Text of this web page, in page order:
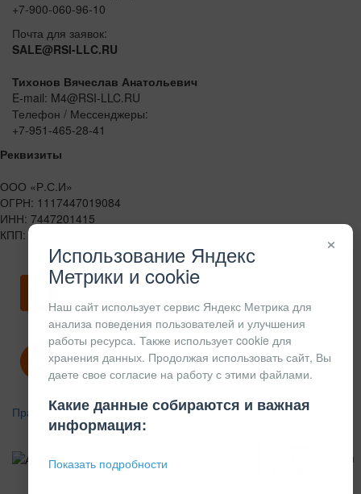
+7-900-060-96-10
Почта для заявок:
SALE@RSI-LLC.RU
Тихонов Вячеслав Анатольевич
E-mail: M4@RSI-LLC.RU
Телефон / Мессенджеры:
+7-951-465-28-41
Реквизиты
ООО «Р.С.И»
ОГРН: 1117447019084
ИНН: 7447201415
КПП: 744701001
Скачать карточку предприятия
Политика конфиденциальности
Правила возврата
КОНСТРУКЦИОННЫЙ
×
Использование Яндекс
Метрики и cookie
Наш сайт использует сервис Яндекс Метрика для
анализа поведения пользователей и улучшения
работы ресурса. Также использует cookie для
хранения данных. Продолжая использовать сайт, Вы
даете свое согласие на работу с этими файлами.
Какие данные собираются и важная
информация:
Показать подробности